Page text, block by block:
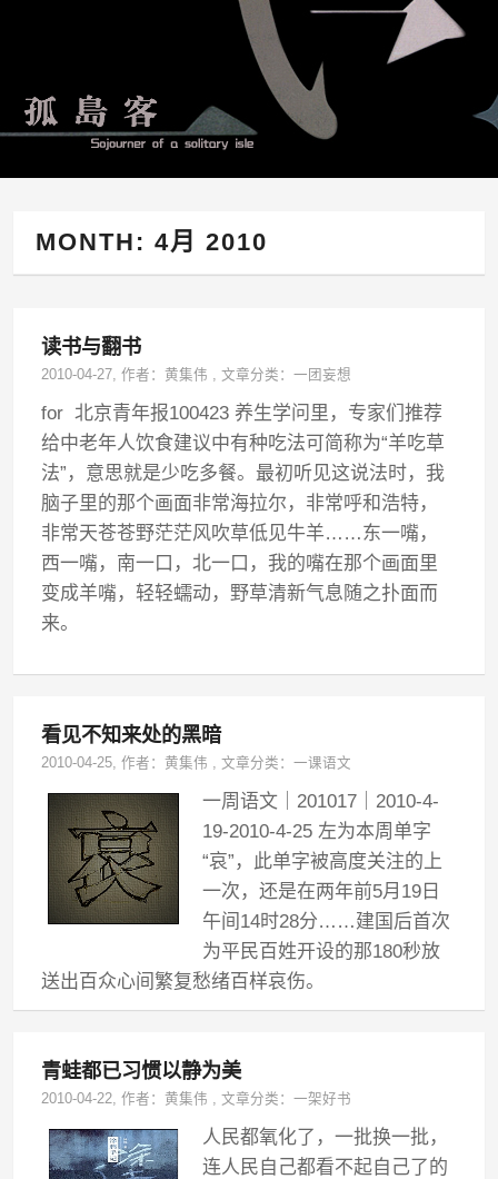
MONTH:4月 2010
读书与翻书
2010-04-27, 作者：黄集伟 ,文章分类：一团妄想
for 北京青年报100423 养生学问里，专家们推荐
给中老年人饮食建议中有种吃法可简称为“羊吃草
法”，意思就是少吃多餐。最初听见这说法时，我
脑子里的那个画面非常海拉尔，非常呼和浩特，
非常天苍苍野茫茫风吹草低见牛羊……东一嘴，
西一嘴，南一口，北一口，我的嘴在那个画面里
变成羊嘴，轻轻蠕动，野草清新气息随之扑面而
来。
看见不知来处的黑暗
2010-04-25, 作者：黄集伟 ,文章分类：一课语文
一周语文｜201017｜2010-4-
19-2010-4-25 左为本周单字
“哀”，此单字被高度关注的上
一次，还是在两年前5月19日
午间14时28分……建国后首次
为平民百姓开设的那180秒放
送出百众心间繁复愁绪百样哀伤。
青蛙都已习惯以静为美
2010-04-22, 作者：黄集伟 ,文章分类：一架好书
人民都氧化了，一批换一批，
连人民自己都看不起自己了的